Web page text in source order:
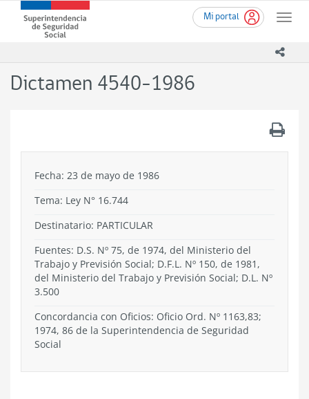
contenido
Mi portal
Toggle
Superintendencia
de
-
Dictamen 4540-1986
Fecha: 23 de mayo de 1986
Tema: Ley N° 16.744
Destinatario: PARTICULAR
Fuentes: D.S. Nº 75, de 1974, del Ministerio del
Trabajo y Previsión Social; D.F.L. Nº 150, de 1981,
del Ministerio del Trabajo y Previsión Social; D.L. Nº
3.500
Concordancia con Oficios: Oficio Ord. Nº 1163,83;
1974, 86 de la Superintendencia de Seguridad
Social